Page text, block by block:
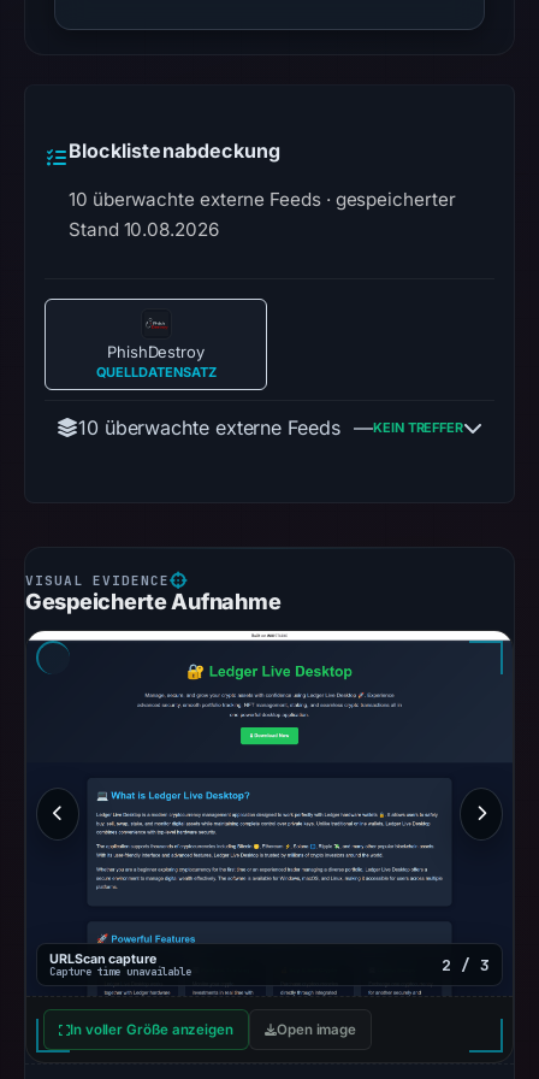
Blocklistenabdeckung
10 überwachte externe Feeds · gespeicherter
Stand 10.08.2026
PhishDestroy
QUELLDATENSATZ
10 überwachte externe Feeds —KEIN TREFFER
Gespeicherte Aufnahme
URLScan capture
Capture time unavailable 2 / 3
In voller Größe anzeigen Open image